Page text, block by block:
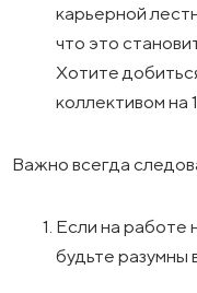
карьерной
что это
Хотите
коллективом на
Важно всегда
Если на работе
будьте разумны